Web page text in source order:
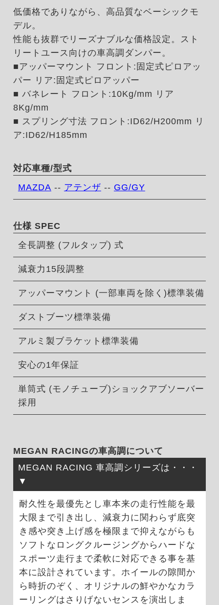
低価格でありながら、高品質なベーシックモ
デル。
性能も抜群でリーズナブルな価格設定。スト
リートユース向けの車高調ダンパー。
■アッパーマウント フロント:固定式ピロアッ
パー リア:固定式ピロアッパー
■ バネレート フロント:10Kg/mm リア
8Kg/mm
■ スプリング寸法 フロント:ID62/H200mm リ
ア:ID62/H185mm
対応車種/型式
MAZDA -- アテンザ -- GG/GY
仕様 SPEC
全長調整 (フルタップ) 式
減衰力15段調整
アッパーマウント (一部車両を除く)標準装備
ダストブーツ標準装備
アルミ製ブラケット標準装備
安心の1年保証
単筒式 (モノチューブ)ショックアブソーバー
採用
MEGAN RACINGの車高調について
MEGAN RACING 車高調シリーズは・・・
耐久性を最優先とし車本来の走行性能を最
大限まで引き出し、減衰力に関わらず底突
き感や突き上げ感を極限まで抑えながらも
ソフトなロングクルージングからハードな
スポーツ走行まで柔軟に対応できる事を基
本に設計されています。ホイールの隙間か
ら時折のぞく、オリジナルの鮮やかなカラ
ーリングはさりげないセンスを演出しま